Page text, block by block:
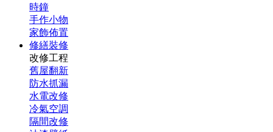
時鐘
手作小物
家飾佈置
修繕裝修
改修工程
舊屋翻新
防水抓漏
水電改修
冷氣空調
隔間改修